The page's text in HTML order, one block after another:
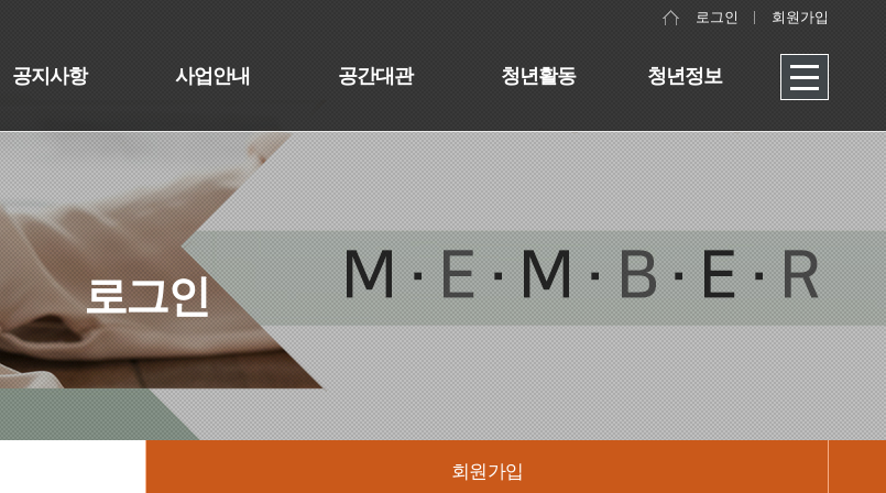
로그인 회원가입
공지사항 사업안내 공간대관 청년활동 청년정보
로그인
회원가입